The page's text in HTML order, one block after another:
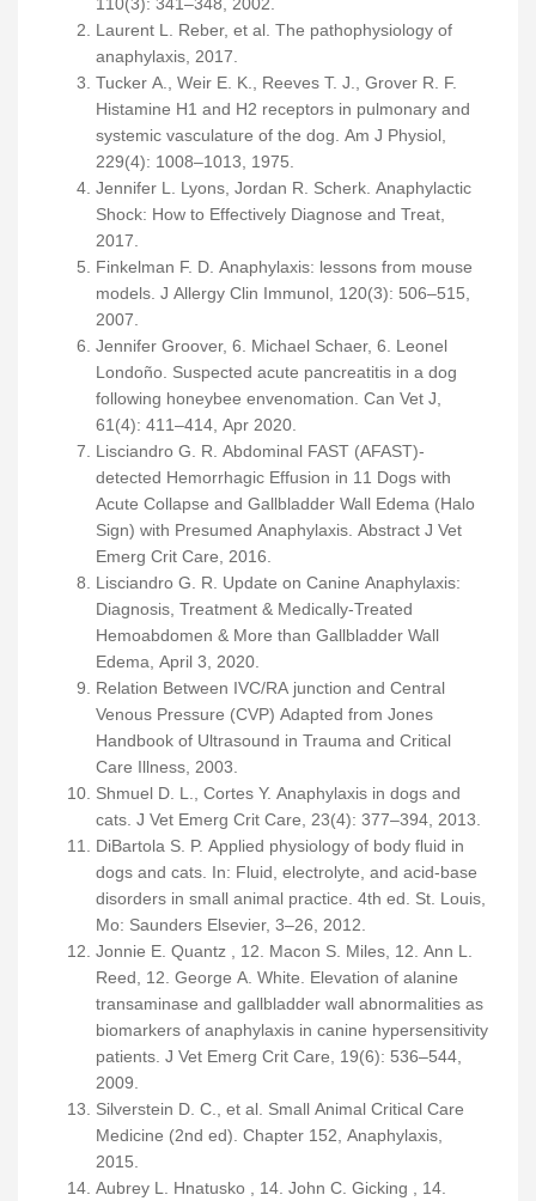
110(3): 341–348, 2002.
Laurent L. Reber, et al. The pathophysiology of
anaphylaxis, 2017.
Tucker A., Weir E. K., Reeves T. J., Grover R. F.
Histamine H1 and H2 receptors in pulmonary and
systemic vasculature of the dog. Am J Physiol,
229(4): 1008–1013, 1975.
Jennifer L. Lyons, Jordan R. Scherk. Anaphylactic
Shock: How to Effectively Diagnose and Treat,
2017.
Finkelman F. D. Anaphylaxis: lessons from mouse
models. J Allergy Clin Immunol, 120(3): 506–515,
2007.
Jennifer Groover, 6. Michael Schaer, 6. Leonel
Londoño. Suspected acute pancreatitis in a dog
following honeybee envenomation. Can Vet J,
61(4): 411–414, Apr 2020.
Lisciandro G. R. Abdominal FAST (AFAST)-
detected Hemorrhagic Effusion in 11 Dogs with
Acute Collapse and Gallbladder Wall Edema (Halo
Sign) with Presumed Anaphylaxis. Abstract J Vet
Emerg Crit Care, 2016.
Lisciandro G. R. Update on Canine Anaphylaxis:
Diagnosis, Treatment & Medically-Treated
Hemoabdomen & More than Gallbladder Wall
Edema, April 3, 2020.
Relation Between IVC/RA junction and Central
Venous Pressure (CVP) Adapted from Jones
Handbook of Ultrasound in Trauma and Critical
Care Illness, 2003.
Shmuel D. L., Cortes Y. Anaphylaxis in dogs and
cats. J Vet Emerg Crit Care, 23(4): 377–394, 2013.
DiBartola S. P. Applied physiology of body fluid in
dogs and cats. In: Fluid, electrolyte, and acid-base
disorders in small animal practice. 4th ed. St. Louis,
Mo: Saunders Elsevier, 3–26, 2012.
Jonnie E. Quantz , 12. Macon S. Miles, 12. Ann L.
Reed, 12. George A. White. Elevation of alanine
transaminase and gallbladder wall abnormalities as
biomarkers of anaphylaxis in canine hypersensitivity
patients. J Vet Emerg Crit Care, 19(6): 536–544,
2009.
Silverstein D. C., et al. Small Animal Critical Care
Medicine (2nd ed). Chapter 152, Anaphylaxis,
2015.
Aubrey L. Hnatusko , 14. John C. Gicking , 14.